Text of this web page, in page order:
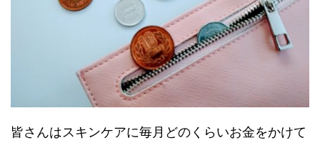
皆さんはスキンケアに毎月どのくらいお金をかけて